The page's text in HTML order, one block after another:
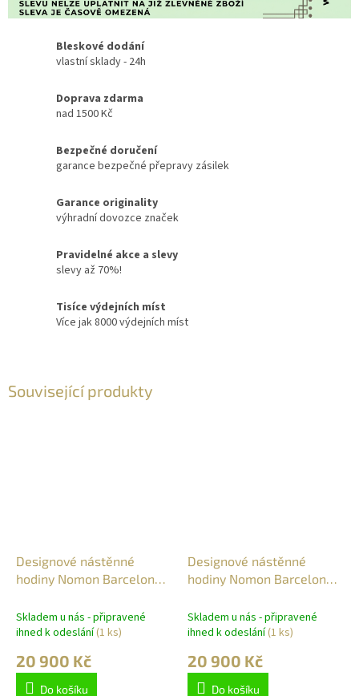
Bleskové dodání
vlastní sklady - 24h
Doprava zdarma
nad 1500 Kč
Bezpečné doručení
garance bezpečné přepravy zásilek
Garance originality
výhradní dovozce značek
Pravidelné akce a slevy
slevy až 70%!
Tisíce výdejních míst
Více jak 8000 výdejních míst
Související produkty
Designové nástěnné
hodiny Nomon Barcelona
Skladem u nás - připravené
ihned k odeslání(1 ks)
20 900 Kč
Do košíku
Designové nástěnné
hodiny Nomon Barcelona
Skladem u nás - připravené
ihned k odeslání(1 ks)
20 900 Kč
Do košíku